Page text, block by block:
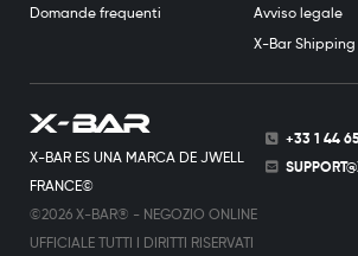
X-BAR ES UNA MARCA DE JWELL
FRANCE©
©2026 X-BAR® - NEGOZIO ONLINE
UFFICIALE TUTTI I DIRITTI RISERVATI
+33 1 44
Domande frequenti Avviso legale
X-Bar